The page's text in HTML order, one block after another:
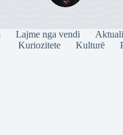
Lajme nga vendi
Kuriozitete
Kulturë